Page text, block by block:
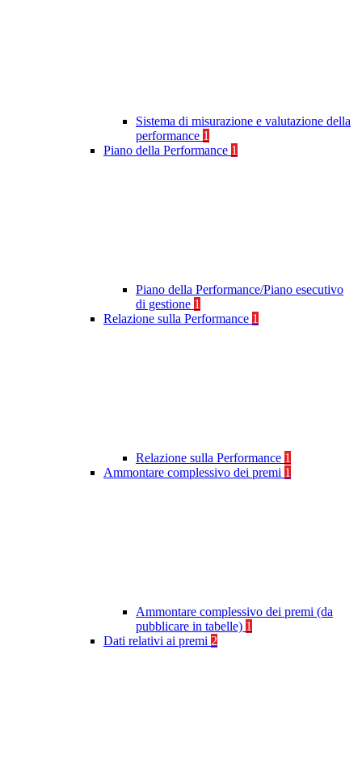
Sistema di misurazione e valutazione della
performance 1
Piano della Performance 1
Piano della Performance/Piano esecutivo
di gestione 1
Relazione sulla Performance 1
Relazione sulla Performance 1
Ammontare complessivo dei premi 1
Ammontare complessivo dei premi (da
pubblicare in tabelle) 1
Dati relativi ai premi 2